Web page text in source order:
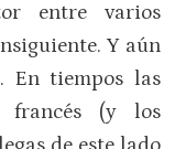
entre varios
Y aún
En tiempos las
francés (y los